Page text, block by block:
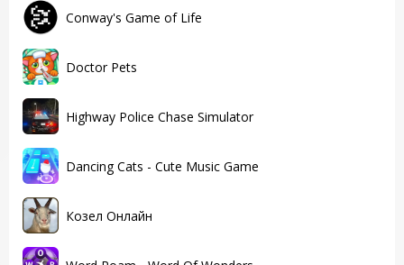
Conway's Game of Life
Doctor Pets
Highway Police Chase Simulator
Dancing Cats - Cute Music Game
Козел Онлайн